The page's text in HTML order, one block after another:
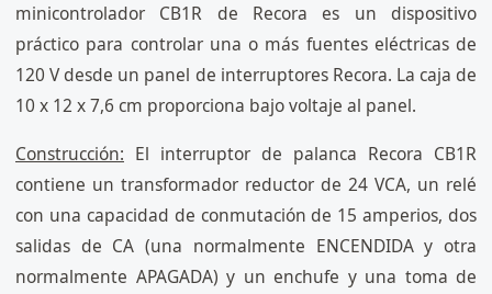
minicontrolador CB1R de Recora es un dispositivo
práctico para controlar una o más fuentes eléctricas de
120 V desde un panel de interruptores Recora. La caja de
10 x 12 x 7,6 cm proporciona bajo voltaje al panel.
Construcción: El interruptor de palanca Recora CB1R
contiene un transformador reductor de 24 VCA, un relé
con una capacidad de conmutación de 15 amperios, dos
salidas de CA (una normalmente ENCENDIDA y otra
normalmente APAGADA) y un enchufe y una toma de